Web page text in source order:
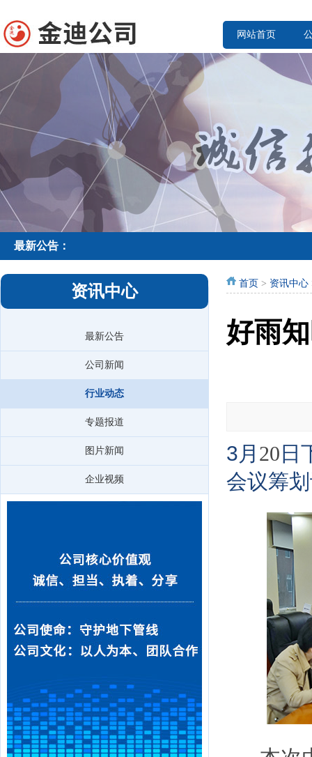
网站首页
最新公告：
资讯中心
最新公告
公司新闻
行业动态
专题报道
图片新闻
企业视频
首页 > 资讯中心
好雨
3 月 20日
会议筹